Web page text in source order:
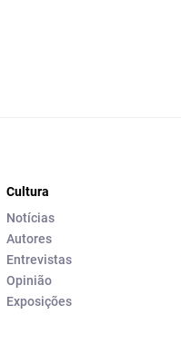
Cultura
Notícias
Autores
Entrevistas
Opinião
Exposições